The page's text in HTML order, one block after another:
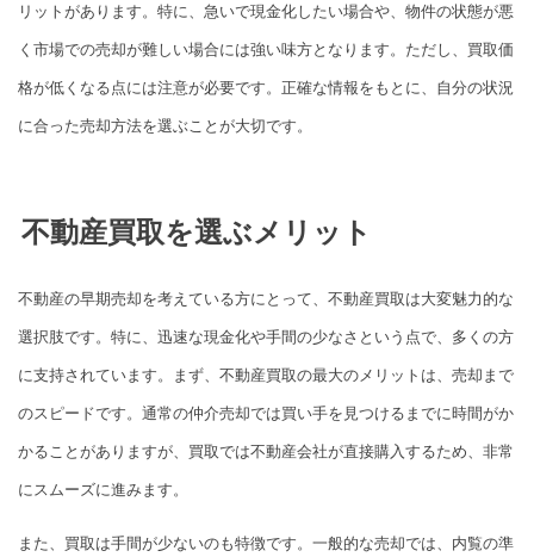
リットがあります。特に、急いで現金化したい場合や、物件の状態が悪
く市場での売却が難しい場合には強い味方となります。ただし、買取価
格が低くなる点には注意が必要です。正確な情報をもとに、自分の状況
に合った売却方法を選ぶことが大切です。
不動産買取を選ぶメリット
不動産の早期売却を考えている方にとって、不動産買取は大変魅力的な
選択肢です。特に、迅速な現金化や手間の少なさという点で、多くの方
に支持されています。まず、不動産買取の最大のメリットは、売却まで
のスピードです。通常の仲介売却では買い手を見つけるまでに時間がか
かることがありますが、買取では不動産会社が直接購入するため、非常
にスムーズに進みます。
また、買取は手間が少ないのも特徴です。一般的な売却では、内覧の準